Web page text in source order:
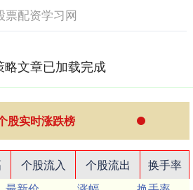
票配资学习网
略文章已加载完成
股实时涨跌榜
个股流入 个股流出
换手率